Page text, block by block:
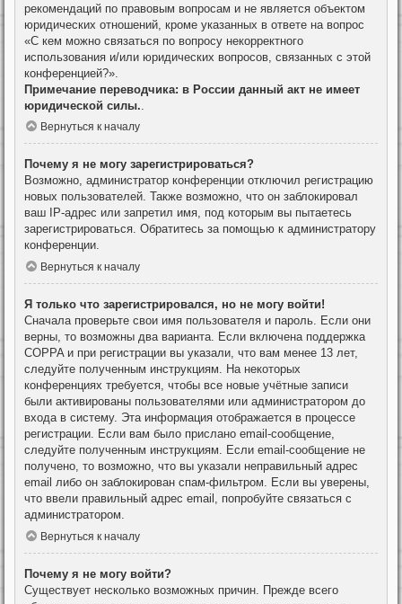
рекомендаций по правовым вопросам и не является объектом
юридических отношений, кроме указанных в ответе на вопрос
«С кем можно связаться по вопросу некорректного
использования и/или юридических вопросов, связанных с этой
конференцией?».
Примечание переводчика: в России данный акт не имеет
юридической силы.
Вернуться к началу
Почему я не могу зарегистрироваться?
Возможно, администратор конференции отключил регистрацию
новых пользователей. Также возможно, что он заблокировал
ваш IP-адрес или запретил имя, под которым вы пытаетесь
зарегистрироваться. Обратитесь за помощью к администратору
конференции.
Вернуться к началу
Я только что зарегистрировался, но не могу войти!
Сначала проверьте свои имя пользователя и пароль. Если они
верны, то возможны два варианта. Если включена поддержка
COPPA и при регистрации вы указали, что вам менее 13 лет,
следуйте полученным инструкциям. На некоторых
конференциях требуется, чтобы все новые учётные записи
были активированы пользователями или администратором до
входа в систему. Эта информация отображается в процессе
регистрации. Если вам было прислано email-сообщение,
следуйте полученным инструкциям. Если email-сообщение не
получено, то возможно, что вы указали неправильный адрес
email либо он заблокирован спам-фильтром. Если вы уверены,
что ввели правильный адрес email, попробуйте связаться с
администратором.
Вернуться к началу
Почему я не могу войти?
Существует несколько возможных причин. Прежде всего